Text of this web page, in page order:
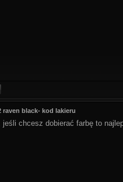
raven black- kod lakieru
jeśli chcesz dobierać farbę to